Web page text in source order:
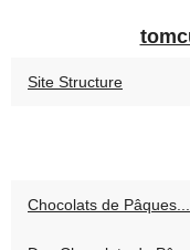
Site Structure
Chocolats de Pâques...